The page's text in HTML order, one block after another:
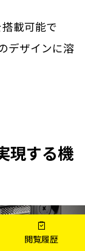
載可能で
デザインに溶
現する機
閲覧履歴